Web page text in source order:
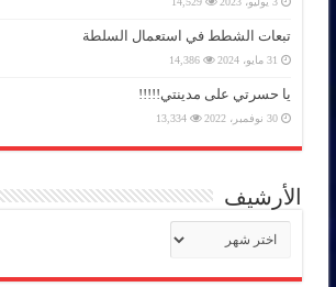
تبعات الشطط في استعمال السلطة
31 مايو، 2024 14,386
يا حسرتي على مدينتي!!!!!
30 نوفمبر، 2022 13,334
الأرشيف